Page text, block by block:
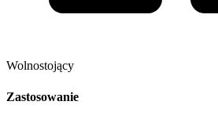
Wolnostojący
Zastosowanie